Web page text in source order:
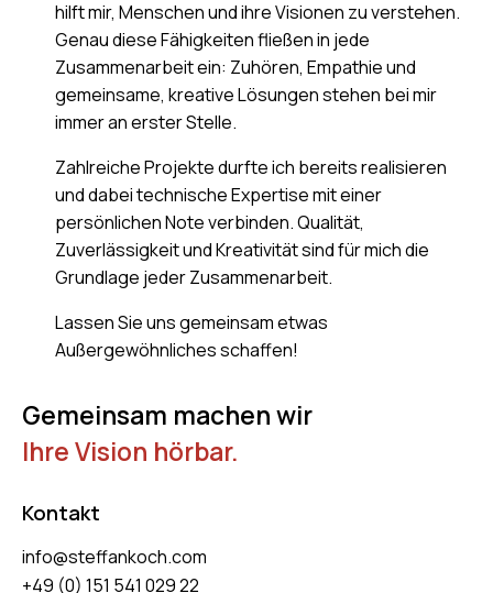
hilft mir, Menschen und ihre Visionen zu verstehen.
Genau diese Fähigkeiten fließen in jede
Zusammenarbeit ein: Zuhören, Empathie und
gemeinsame, kreative Lösungen stehen bei mir
immer an erster Stelle.
Zahlreiche Projekte durfte ich bereits realisieren
und dabei technische Expertise mit einer
persönlichen Note verbinden. Qualität,
Zuverlässigkeit und Kreativität sind für mich die
Grundlage jeder Zusammenarbeit.
Lassen Sie uns gemeinsam etwas
Außergewöhnliches schaffen!
Gemeinsam machen wir
Ihre Vision hörbar.
Kontakt
info@steffankoch.com
+49 (0) 151 541 029 22